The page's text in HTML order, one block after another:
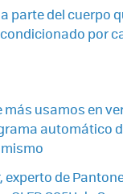
parte del cuerpo
por
más usamos en
automático
experto de